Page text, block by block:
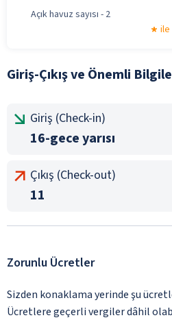
Açık havuz sayısı - 2
Giriş-Çıkış ve Önemli
Giriş (Check-in)
16-gece yarısı
Çıkış (Check-out)
11
Zorunlu Ücretler
Sizden konaklama yerinde şu
Ücretlere geçerli vergiler dâhil